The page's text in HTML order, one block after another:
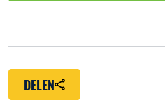
DELEN